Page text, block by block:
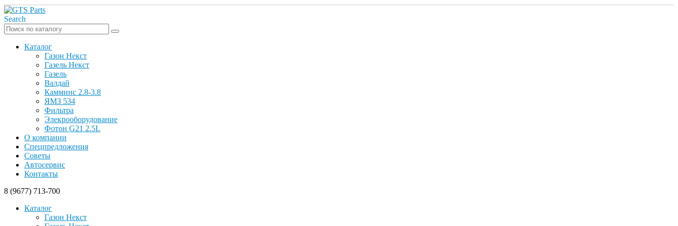
Search
Каталог
Газон Некст
Газель Некст
Газель
Валдай
Камминс 2.8-3.8
ЯМЗ 534
Фильтра
Элекрооборудование
Фотон G21 2.5L
О компании
Спецпредложения
Советы
Автосервис
Контакты
8 (9677) 713-700
Каталог
Газон Некст